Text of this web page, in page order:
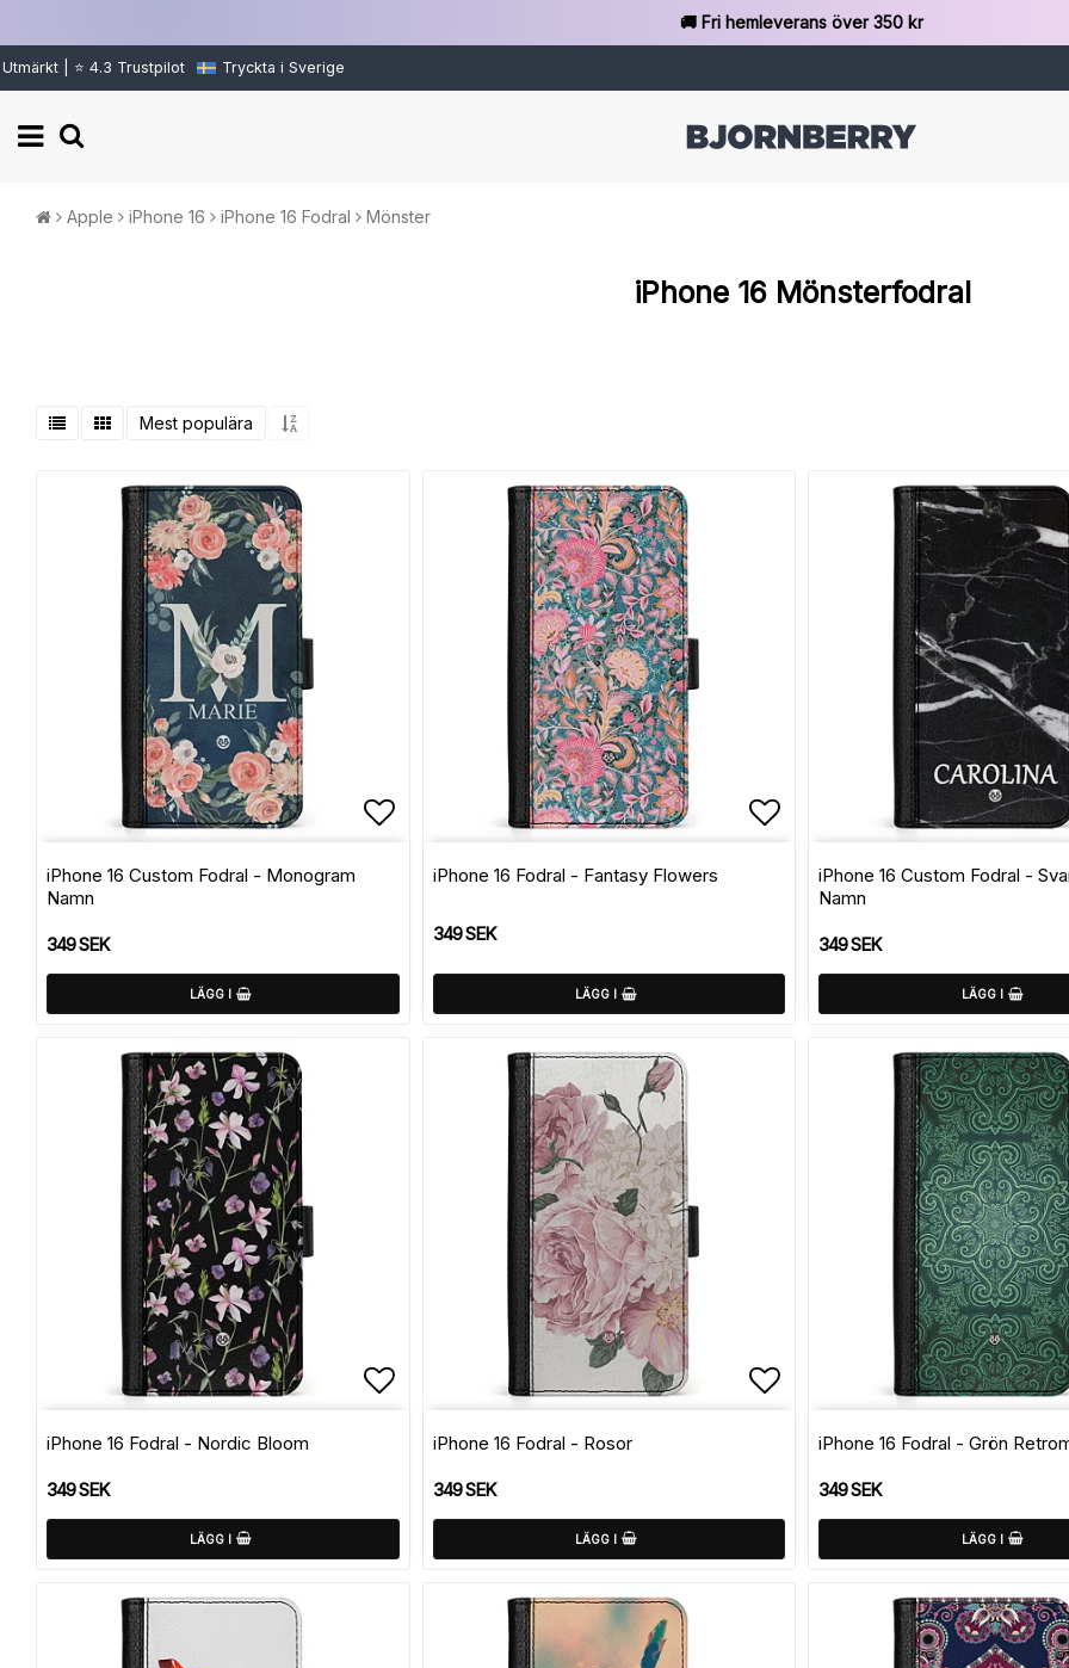
🚚 Fri hemleverans över 350 kr
Utmärkt | ⭐ 4.3 Trustpilot Tryckta i Sverige
Apple iPhone 16 iPhone 16 Fodral Mönster
iPhone 16 Mönsterfodral
Mest populära
Lägg till i favoritlistan
iPhone 16 Custom Fodral - Monogram
Namn
349 SEK
LÄGG I
Lägg till i favoritlistan
iPhone 16 Fodral - Fantasy Flowers
349 SEK
LÄGG I
iPhone 16 Custom Fodral -
Namn
349 SEK
LÄGG I
Lägg till i favoritlistan
iPhone 16 Fodral - Nordic Bloom
349 SEK
LÄGG I
Lägg till i favoritlistan
iPhone 16 Fodral - Rosor
349 SEK
LÄGG I
iPhone 16 Fodral - Grön
349 SEK
LÄGG I